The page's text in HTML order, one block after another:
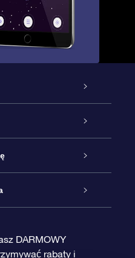
DARMOWY
rabaty i